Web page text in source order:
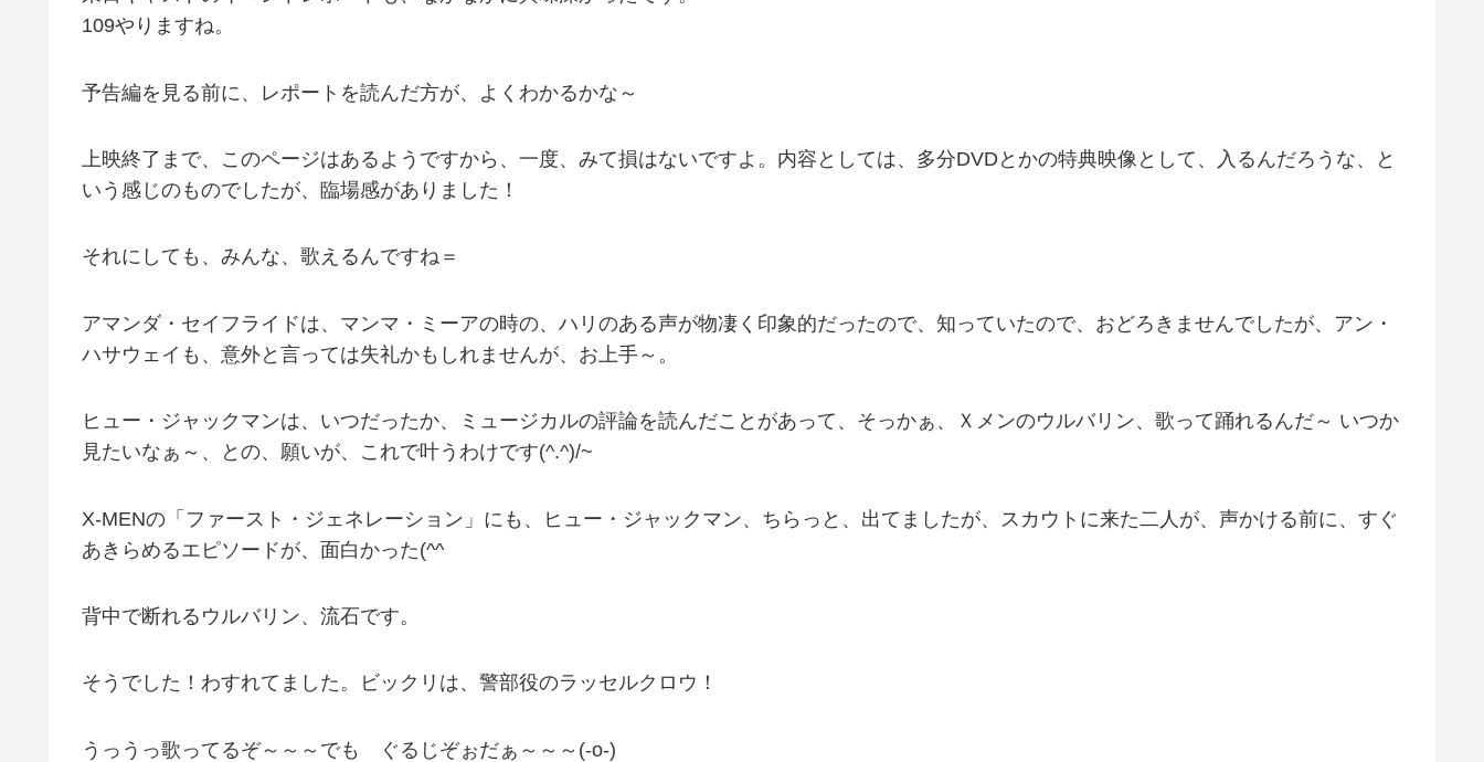
109やりますね。
予告編を見る前に、レポートを読んだ方が、よくわかるかな～
上映終了まで、このページはあるようですから、一度、みて損はないですよ。内容としては、多分DVDとかの特典映像として、入るんだろうな、と
いう感じのものでしたが、臨場感がありました！
それにしても、みんな、歌えるんですね＝
アマンダ・セイフライドは、マンマ・ミーアの時の、ハリのある声が物凄く印象的だったので、知っていたので、おどろきませんでしたが、アン・
ハサウェイも、意外と言っては失礼かもしれませんが、お上手～。
ヒュー・ジャックマンは、いつだったか、ミュージカルの評論を読んだことがあって、そっかぁ、Ｘメンのウルバリン、歌って踊れるんだ～ いつか
見たいなぁ～、との、願いが、これで叶うわけです(^.^)/~
X-MENの「ファースト・ジェネレーション」にも、ヒュー・ジャックマン、ちらっと、出てましたが、スカウトに来た二人が、声かける前に、すぐ
あきらめるエピソードが、面白かった(^^ゞ
背中で断れるウルバリン、流石です。
そうでした！わすれてました。ビックリは、警部役のラッセルクロウ！
うっうっ歌ってるぞ～～～でも ぐるじぞぉだぁ～～～(-o-)